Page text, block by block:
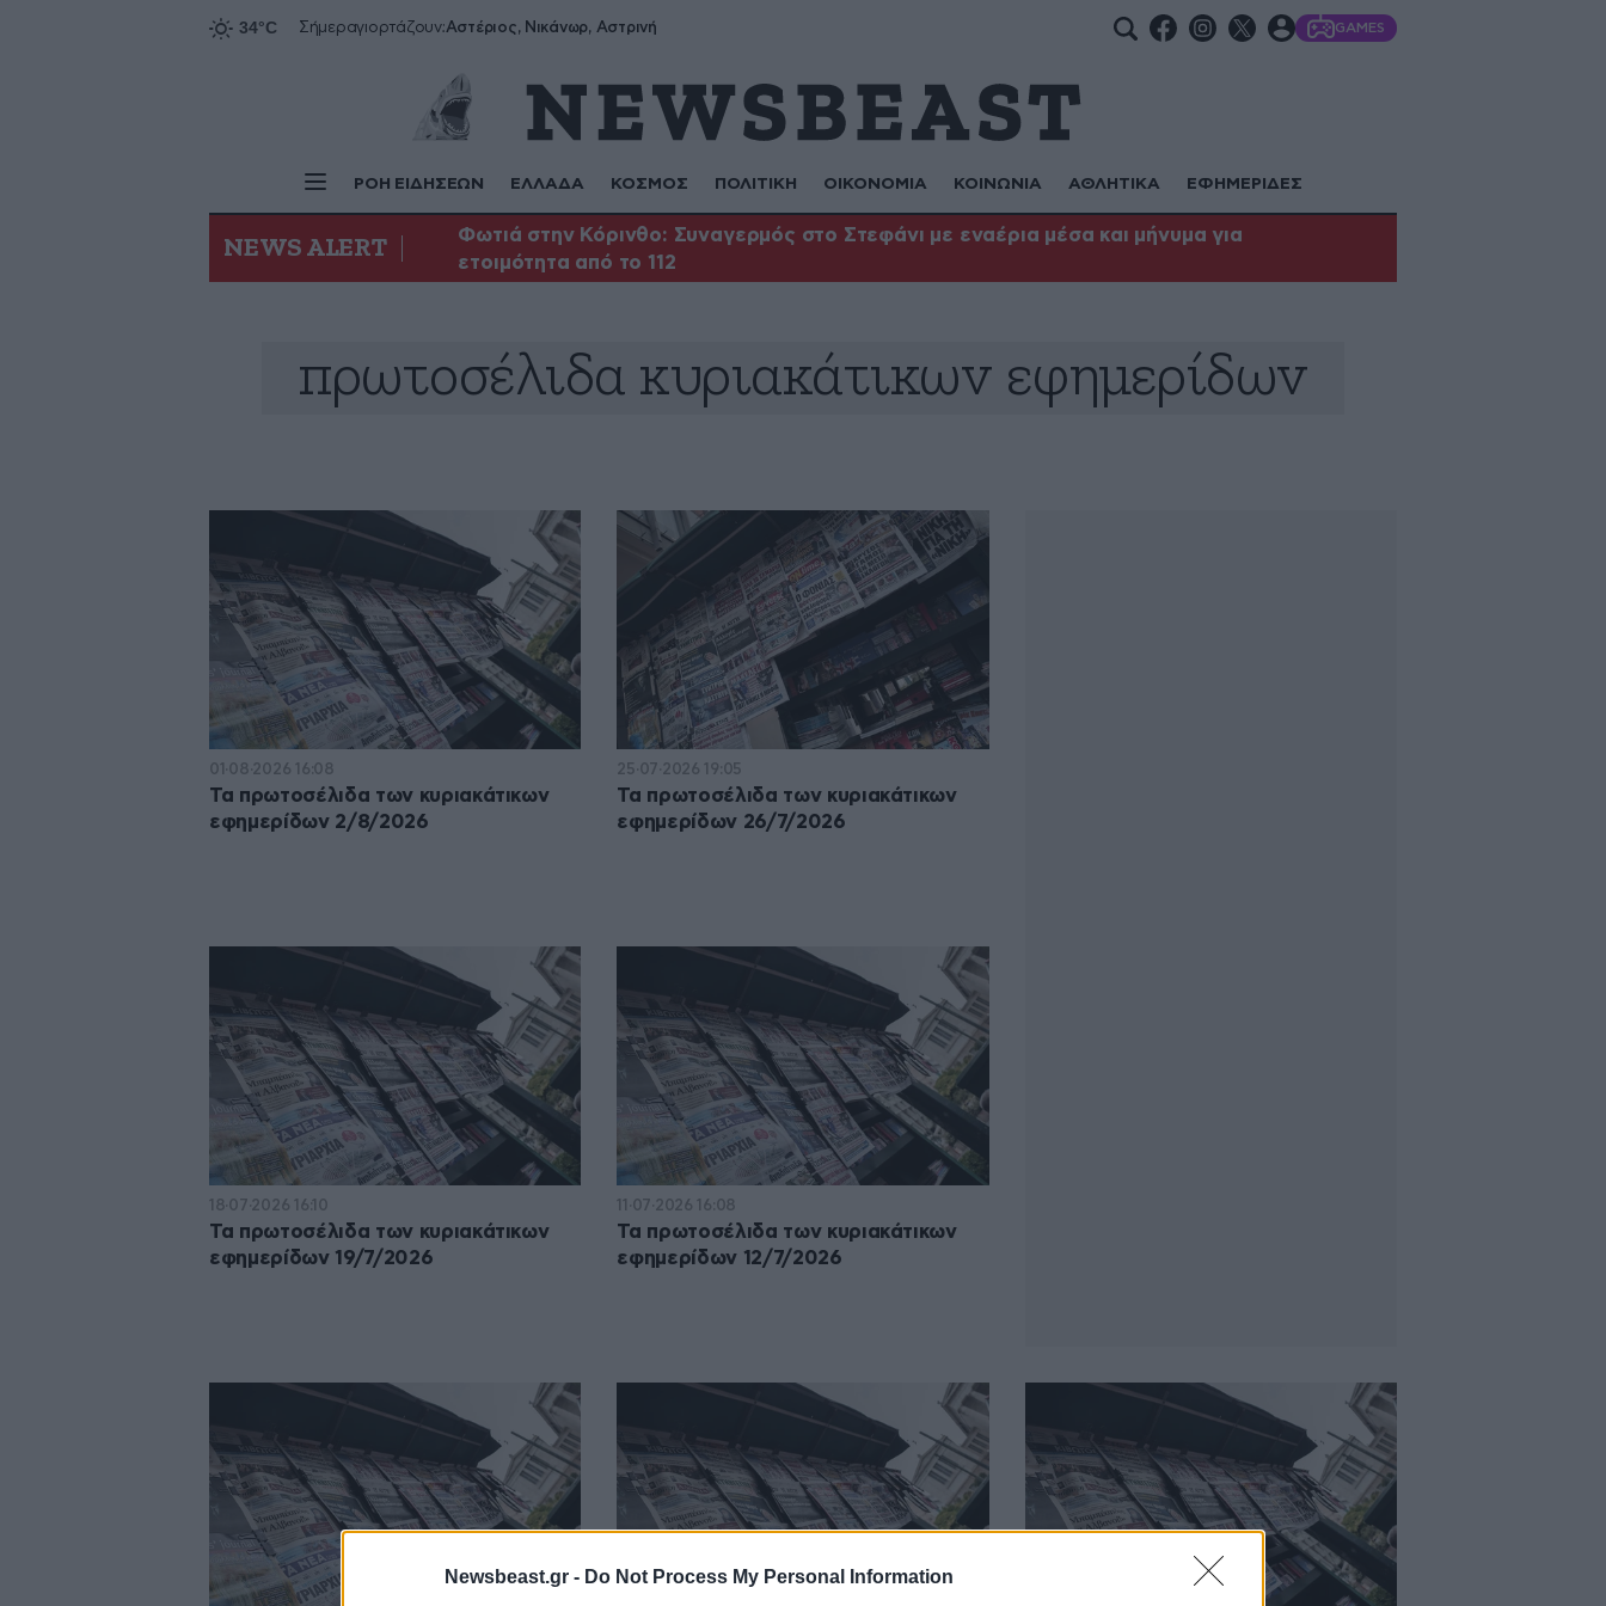
Newsbeast.gr - Do Not Process My Personal Information
Σήμεραγιορτάζουν:Αστέριος, Νικάνωρ, Αστρινή GAMES
ΡΟΗ ΕΙΔΗΣΕΩΝ ΕΛΛΑΔΑ ΚΟΣΜΟΣ ΠΟΛΙΤΙΚΗ ΟΙΚΟΝΟΜΙΑ ΚΟΙΝΩΝΙΑ ΑΘΛΗΤΙΚΑ ΕΦΗΜΕΡΙΔΕΣ
NEWS ALERT
Φωτιά στην Κόρινθο: Συναγερμός στο Στεφάνι με εναέρια μέσα και μήνυμα για
ετοιμότητα από το 112
πρωτοσέλιδα κυριακάτικων εφημερίδων
01·08·2026 16:08
Τα πρωτοσέλιδα των κυριακάτικων
εφημερίδων 2/8/2026
25·07·2026 19:05
Τα πρωτοσέλιδα των κυριακάτικων
εφημερίδων 26/7/2026
18·07·2026 16:10
Τα πρωτοσέλιδα των κυριακάτικων
εφημερίδων 19/7/2026
11·07·2026 16:08
Τα πρωτοσέλιδα των κυριακάτικων
εφημερίδων 12/7/2026